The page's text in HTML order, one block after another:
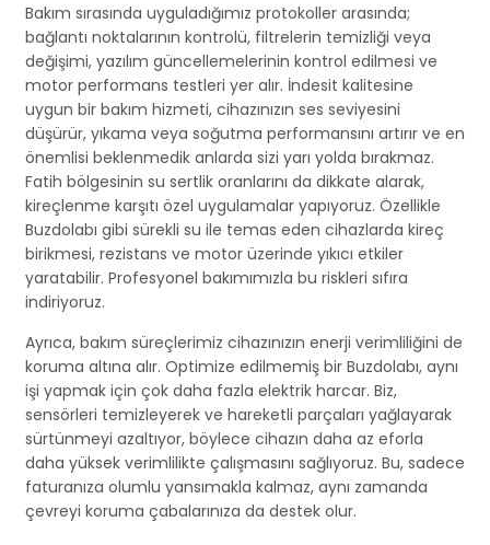
Bakım sırasında uyguladığımız protokoller arasında;
bağlantı noktalarının kontrolü, filtrelerin temizliği veya
değişimi, yazılım güncellemelerinin kontrol edilmesi ve
motor performans testleri yer alır. İndesit kalitesine
uygun bir bakım hizmeti, cihazınızın ses seviyesini
düşürür, yıkama veya soğutma performansını artırır ve en
önemlisi beklenmedik anlarda sizi yarı yolda bırakmaz.
Fatih bölgesinin su sertlik oranlarını da dikkate alarak,
kireçlenme karşıtı özel uygulamalar yapıyoruz. Özellikle
Buzdolabı gibi sürekli su ile temas eden cihazlarda kireç
birikmesi, rezistans ve motor üzerinde yıkıcı etkiler
yaratabilir. Profesyonel bakımımızla bu riskleri sıfıra
indiriyoruz.
Ayrıca, bakım süreçlerimiz cihazınızın enerji verimliliğini de
koruma altına alır. Optimize edilmemiş bir Buzdolabı, aynı
işi yapmak için çok daha fazla elektrik harcar. Biz,
sensörleri temizleyerek ve hareketli parçaları yağlayarak
sürtünmeyi azaltıyor, böylece cihazın daha az eforla
daha yüksek verimlilikte çalışmasını sağlıyoruz. Bu, sadece
faturanıza olumlu yansımakla kalmaz, aynı zamanda
çevreyi koruma çabalarınıza da destek olur.